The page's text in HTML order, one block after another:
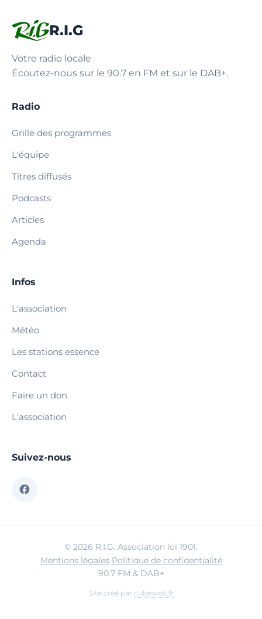
R.I.G
Votre radio locale
Écoutez-nous sur le 90.7 en FM et sur le DAB+.
Radio
Grille des programmes
L'équipe
Titres diffusés
Podcasts
Articles
Agenda
Infos
L'association
Météo
Les stations essence
Contact
Faire un don
L'association
Suivez-nous
© 2026 R.I.G. Association loi 1901.
Mentions légales·Politique de confidentialité
90.7 FM & DAB+
Site créé par cubeweb.fr